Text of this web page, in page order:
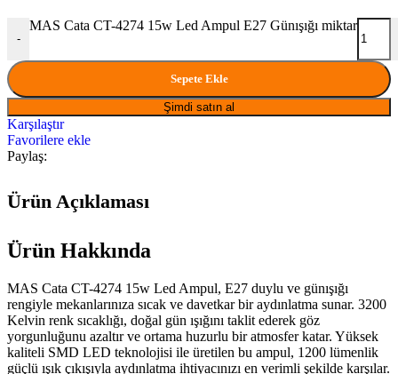
-
MAS Cata CT-4274 15w Led Ampul E27 Günışığı miktar
Sepete Ekle
Şimdi satın al
Karşılaştır
Favorilere ekle
Paylaş:
Ürün Açıklaması
Ürün Hakkında
MAS Cata CT-4274 15w Led Ampul, E27 duylu ve günışığı
rengiyle mekanlarınıza sıcak ve davetkar bir aydınlatma sunar. 3200
Kelvin renk sıcaklığı, doğal gün ışığını taklit ederek göz
yorgunluğunu azaltır ve ortama huzurlu bir atmosfer katar. Yüksek
kaliteli SMD LED teknolojisi ile üretilen bu ampul, 1200 lümenlik
güçlü ışık çıkışıyla aydınlatma ihtiyacınızı en verimli şekilde karşılar.